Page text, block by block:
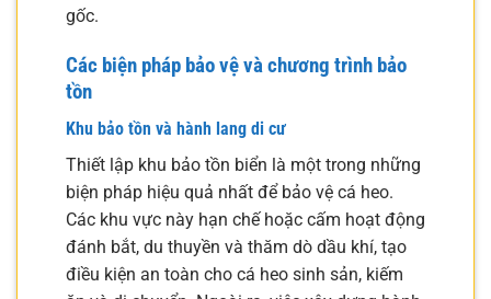
gốc.
Các biện pháp bảo vệ và chương trình bảo
tồn
Khu bảo tồn và hành lang di cư
Thiết lập khu bảo tồn biển là một trong những
biện pháp hiệu quả nhất để bảo vệ cá heo.
Các khu vực này hạn chế hoặc cấm hoạt động
đánh bắt, du thuyền và thăm dò dầu khí, tạo
điều kiện an toàn cho cá heo sinh sản, kiếm